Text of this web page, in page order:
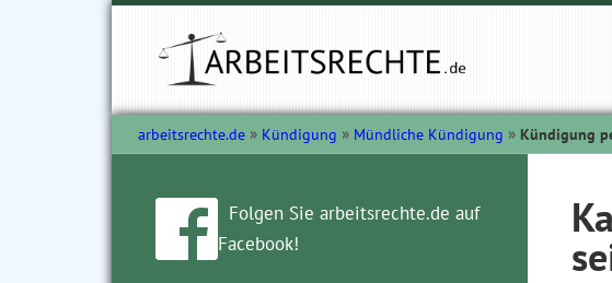
arbeitsrechte.de Kündigung Mündliche Kündigung Kündigung
Folgen Sie arbeitsrechte.de auf
Facebook!